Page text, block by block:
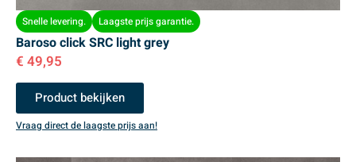
Snelle levering. Laagste prijs garantie.
Baroso click SRC light grey
€ 49,95
Product bekijken
Vraag direct de laagste prijs aan!